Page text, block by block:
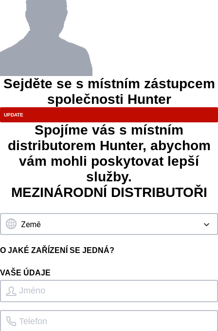
Sejděte se s místním zástupcem
společnosti Hunter
Spojíme vás s místním
distributorem Hunter, abychom
vám mohli poskytovat lepší
služby.
MEZINÁRODNÍ DISTRIBUTOŘI
O JAKÉ ZAŘÍZENÍ SE JEDNÁ?
VAŠE ÚDAJE